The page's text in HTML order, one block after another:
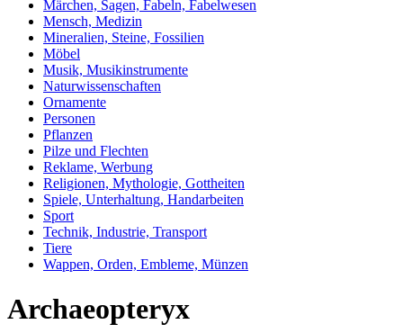
Märchen, Sagen, Fabeln, Fabelwesen
Mensch, Medizin
Mineralien, Steine, Fossilien
Möbel
Musik, Musikinstrumente
Naturwissenschaften
Ornamente
Personen
Pflanzen
Pilze und Flechten
Reklame, Werbung
Religionen, Mythologie, Gottheiten
Spiele, Unterhaltung, Handarbeiten
Sport
Technik, Industrie, Transport
Tiere
Wappen, Orden, Embleme, Münzen
Archaeopteryx